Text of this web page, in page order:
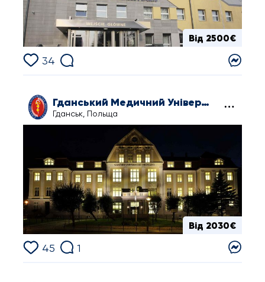
Від 2500€
34
Гданський Медичний Університет
Гданськ, Польща
Від 2030€
45 1